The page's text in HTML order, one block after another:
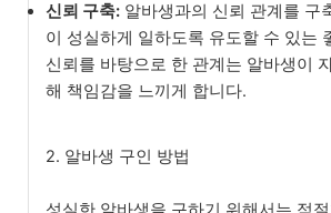
신뢰 구축: 알바생과의 신뢰 관계를 구
이 성실하게 일하도록 유도할 수 있는
신뢰를 바탕으로 한 관계는 알바생이
해 책임감을 느끼게 합니다.
2. 알바생 구인 방법